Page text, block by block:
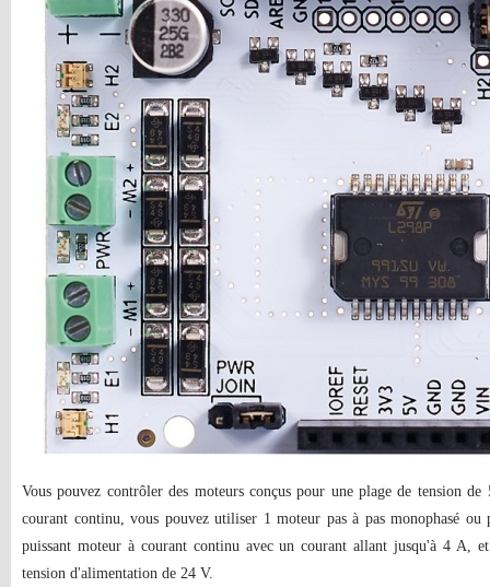
Vous pouvez contrôler des moteurs conçus pour une plage de tension
courant continu, vous pouvez utiliser 1 moteur pas à pas monophasé ou
puissant moteur à courant continu avec un courant allant jusqu'à 4 A,
tension d'alimentation de 24 V.